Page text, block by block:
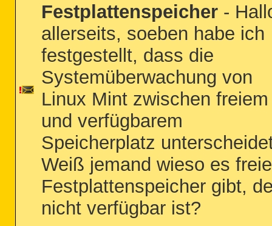
Festplattenspeicher -
allerseits, soeben habe ich
festgestellt, dass die
Systemüberwachung von
Linux Mint zwischen freiem
und verfügbarem
Speicherplatz
Weiß jemand wieso es
Festplattenspeicher gibt,
nicht verfügbar ist?